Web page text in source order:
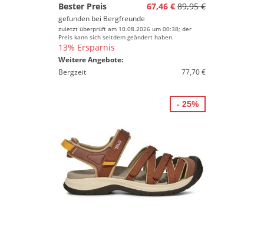
Bester Preis
67,46 € 89,95 €
gefunden bei Bergfreunde
zuletzt überprüft am 10.08.2026 um 00:38; der
Preis kann sich seitdem geändert haben.
13% Ersparnis
Weitere Angebote:
Bergzeit
77,70 €
- 25%